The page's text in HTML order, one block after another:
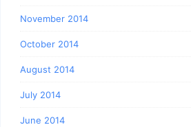
November 2014
October 2014
August 2014
July 2014
June 2014